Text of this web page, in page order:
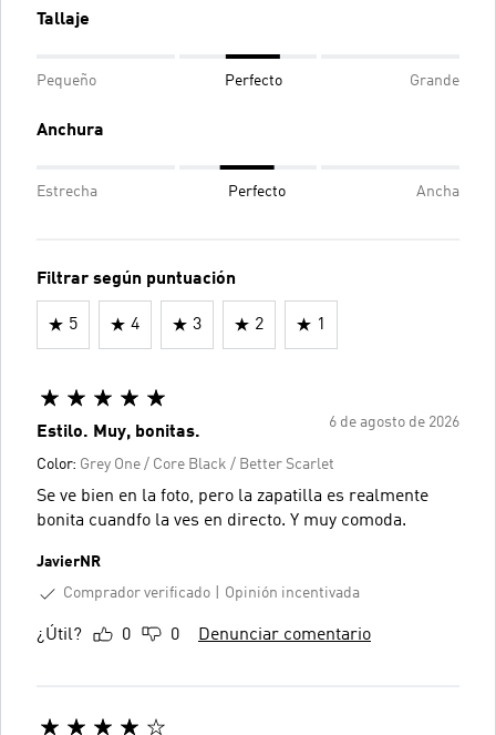
Tallaje
Pequeño Perfecto Grande
Anchura
Estrecha Perfecto Ancha
Filtrar según puntuación
5 4 3 2 1
6 de agosto de 2026
Estilo. Muy, bonitas.
Color: Grey One / Core Black / Better Scarlet
Se ve bien en la foto, pero la zapatilla es realmente
bonita cuandfo la ves en directo. Y muy comoda.
JavierNR
Comprador verificado
Opinión incentivada
¿Útil? 0 0 Denunciar comentario